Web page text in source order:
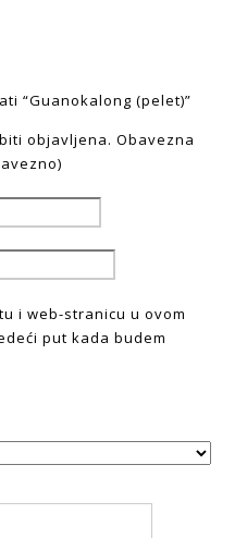
“Guanokalong (pelet)”
objavljena. Obavezna
i web-stranicu u ovom
put kada budem